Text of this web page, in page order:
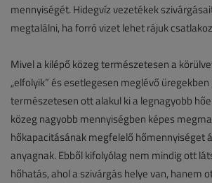
mennyiségét. Hidegvíz vezetékek
megtalálni, ha forró vizet lehet rájuk
Mivel a kilépő közeg természetesen a
„elfolyik” és esetlegesen meglévő üregekben
természetesen ott alakul ki a legnagyobb
közeg nagyobb mennyiségben képes
hőkapacitásának megfelelő hőmennyiséget
anyagnak. Ebből kifolyólag nem mindig ott
hőhatás, ahol a szivárgás helye van, hanem